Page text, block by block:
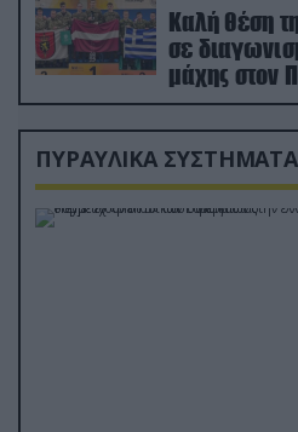
Καλή θέση
σε
μάχης στον
ΠΥΡΑΥΛΙΚΑ ΣΥΣΤΗΜΑΤΑ